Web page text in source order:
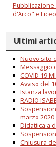
Pubblicazione
d'Arco" e
Ultimi
Nuovo sito
Messaggio
COVID 19
Avviso del
Istanza
RADIO
marzo 2020
Didattica a
Chiusura